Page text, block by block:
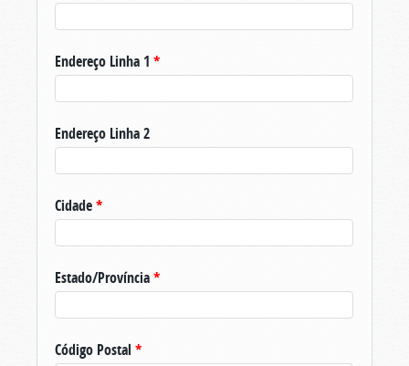
Endereço Linha 1 *
Endereço Linha 2
Cidade*
Estado/Província*
Código Postal *